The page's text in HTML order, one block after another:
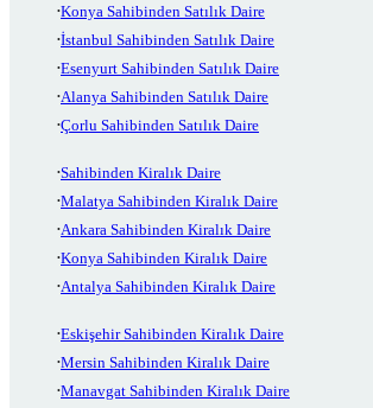
Konya Sahibinden Satılık Daire
İstanbul Sahibinden Satılık Daire
Esenyurt Sahibinden Satılık Daire
Alanya Sahibinden Satılık Daire
Çorlu Sahibinden Satılık Daire
Sahibinden Kiralık Daire
Malatya Sahibinden Kiralık Daire
Ankara Sahibinden Kiralık Daire
Konya Sahibinden Kiralık Daire
Antalya Sahibinden Kiralık Daire
Eskişehir Sahibinden Kiralık Daire
Mersin Sahibinden Kiralık Daire
Manavgat Sahibinden Kiralık Daire